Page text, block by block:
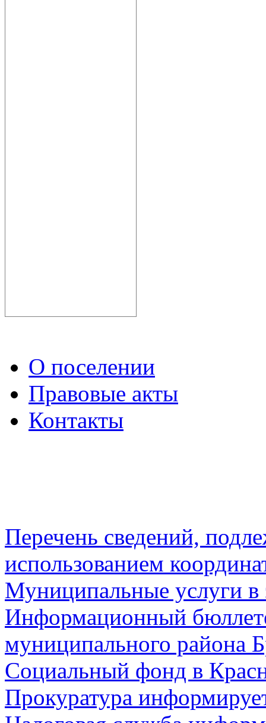
О поселении
Правовые акты
Контакты
Перечень сведений,
использованием
Муниципальные услуги в
Информационный
муниципального района
Социальный фонд в
Прокуратура